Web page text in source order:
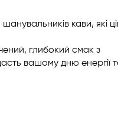
кави, які
глибокий смак з
вашому дню енергії